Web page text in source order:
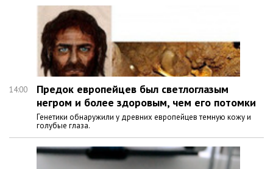
14:00
Предок европейцев был светлоглазым
негром и более здоровым, чем его потомки
Генетики обнаружили у древних европейцев темную кожу и
голубые глаза.